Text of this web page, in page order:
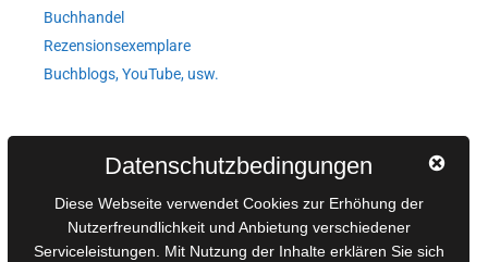
Buchhandel
Rezensionsexemplare
Buchblogs, YouTube, usw.
AGB für Medienprojekte
Online-Artikel
Manuskripte einreichen
Datenschutzbedingungen
Diese Webseite verwendet Cookies zur Erhöhung der
Nutzerfreundlichkeit und Anbietung verschiedener
Serviceleistungen. Mit Nutzung der Inhalte erklären Sie sich